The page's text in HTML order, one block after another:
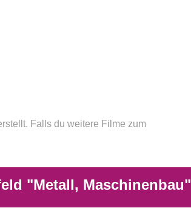
Falls du weitere Filme zum
"Metall, Maschinenbau"